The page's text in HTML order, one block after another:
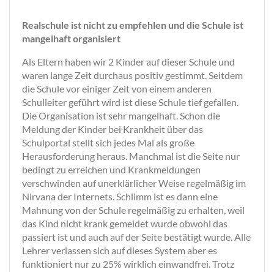
Realschule ist nicht zu empfehlen und die Schule ist
mangelhaft organisiert
Als Eltern haben wir 2 Kinder auf dieser Schule und
waren lange Zeit durchaus positiv gestimmt. Seitdem
die Schule vor einiger Zeit von einem anderen
Schulleiter geführt wird ist diese Schule tief gefallen.
Die Organisation ist sehr mangelhaft. Schon die
Meldung der Kinder bei Krankheit über das
Schulportal stellt sich jedes Mal als große
Herausforderung heraus. Manchmal ist die Seite nur
bedingt zu erreichen und Krankmeldungen
verschwinden auf unerklärlicher Weise regelmäßig im
Nirvana der Internets. Schlimm ist es dann eine
Mahnung von der Schule regelmäßig zu erhalten, weil
das Kind nicht krank gemeldet wurde obwohl das
passiert ist und auch auf der Seite bestätigt wurde. Alle
Lehrer verlassen sich auf dieses System aber es
funktioniert nur zu 25% wirklich einwandfrei. Trotz